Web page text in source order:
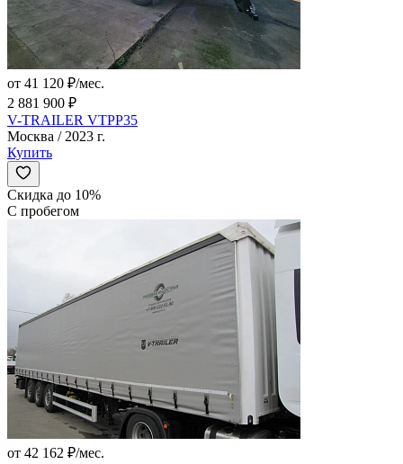
от 41 120 ₽/мес.
2 881 900 ₽
V-TRAILER VTPP35
Москва / 2023 г.
Купить
Скидка до 10%
С пробегом
от 42 162 ₽/мес.